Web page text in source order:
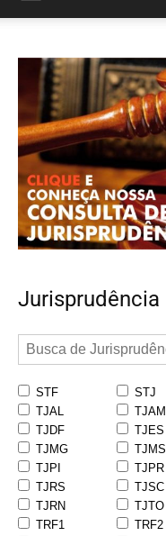
Jurisprudência
STF STJ
TJAL
TJAM
TJDF
TJES
TJMG
TJMS
TJPI
TJPR
TJRS
TJSC
TJRN
TJTO
TRF1
TRF2